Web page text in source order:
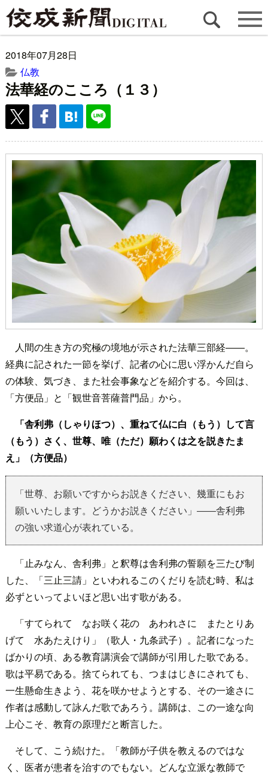
2018年07月28日
仏教
法華経のこころ（１３）
人間の生き方の究極の境地が示された法華三部経――。
経典に記された一節を挙げ、記者の心に思い浮かんだ自ら
の体験、気づき、また社会事象などを紹介する。今回は、
「方便品」と「観世音菩薩普門品」から。
「舎利弗（しゃりほつ）、重ねて仏に白（もう）して言
（もう）さく、世尊、唯（ただ）願わくは之を説きたま
え」（方便品）
「世尊、お願いですからお説きください、幾重にもお
願いいたします。どうかお説きください」――舎利弗
の強い求道心が表れている。
「止みなん、舎利弗」と釈尊は舎利弗の誓願を三たび制
した、「三止三請」といわれるこのくだりを読む時、私は
必ずといってよいほど思い出す歌がある。
「すてられて なお咲く花の あわれさに またとりあ
げて 水あたえけり」（歌人・九条武子）。記者になった
ばかりの頃、ある教育講演会で講師が引用した歌である。
歌は平易である。捨てられても、つまはじきにされても、
一生懸命生きよう、花を咲かせようとする、その一途さに
作者は感動して詠んだ歌であろう。講師は、この一途な向
上心こそ、教育の原理だと断言した。
そして、こう続けた。「教師が子供を教えるのではな
く、医者が患者を治すのでもない。どんな立派な教師で